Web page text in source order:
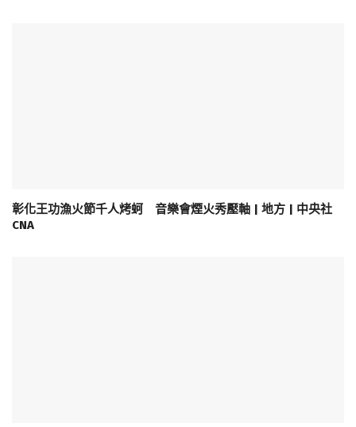
彰化王功漁火節千人烤蚵 音樂會煙火秀壓軸 | 地方 | 中央社
CNA